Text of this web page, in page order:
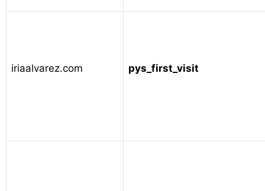
iriaalvarez.com pys_first_visit